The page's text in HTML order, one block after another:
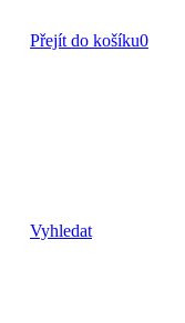
Přejít do košíku0
Vyhledat